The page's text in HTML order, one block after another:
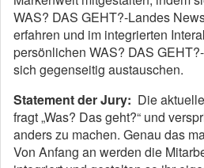
WAS? DAS GEHT?-Landes
erfahren und im integrierten
persönlichen WAS? DAS
sich gegenseitig austauschen.
Statement der Jury: Die
fragt „Was? Das geht?“ und
anders zu machen. Genau das
Von Anfang an werden die